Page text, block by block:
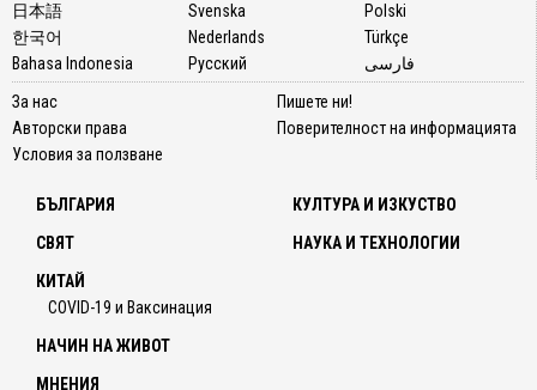
日本語
한국어
Bahasa Indonesia
Svenska
Nederlands
Русский
Polski
Türkçe
فارسی
За нас
Авторски права
Условия за ползване
Пишете ни!
Поверителност на информацията
БЪЛГАРИЯ
СВЯТ
КИТАЙ
COVID-19 и Ваксинация
КУЛТУРА И ИЗКУСТВО
НАУКА И ТЕХНОЛОГИИ
НАЧИН НА ЖИВОТ
МНЕНИЯ